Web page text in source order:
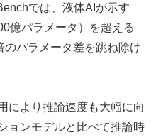
では、液体AIが示す
億パラメータ）を超える
のパラメータ差を跳ね除け
により推論速度も大幅に向
ョンモデルと比べて推論時